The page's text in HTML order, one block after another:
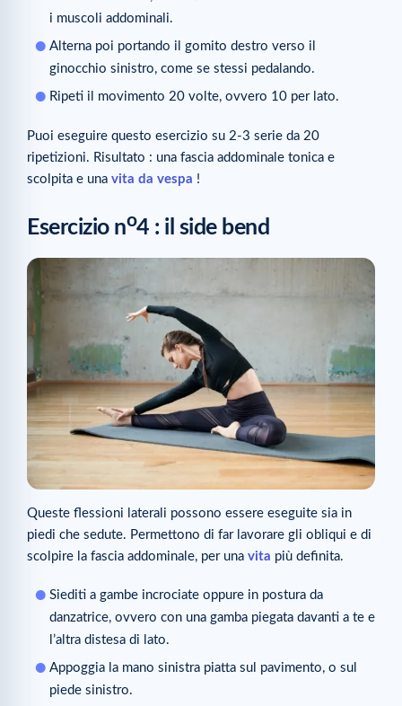
i muscoli addominali.
Alterna poi portando il gomito destro verso il
ginocchio sinistro, come se stessi pedalando.
Ripeti il movimento 20 volte, ovvero 10 per lato.
Puoi eseguire questo esercizio su 2-3 serie da 20
ripetizioni. Risultato : una fascia addominale tonica e
scolpita e una vita da vespa !
Esercizio no4 : il side bend
Queste flessioni laterali possono essere eseguite sia in
piedi che sedute. Permettono di far lavorare gli obliqui e di
scolpire la fascia addominale, per una vita più definita.
Siediti a gambe incrociate oppure in postura da
danzatrice, ovvero con una gamba piegata davanti a te e
l’altra distesa di lato.
Appoggia la mano sinistra piatta sul pavimento, o sul
piede sinistro.